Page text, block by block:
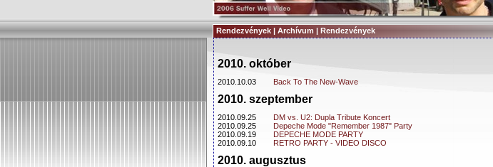
Rendezvények | Archívum | Rendezvények
2010. október
2010.10.03 Back To The New-Wave
2010. szeptember
2010.09.25 DM vs. U2: Dupla Tribute Koncert
2010.09.25
Depeche Mode "Remember 1987" Party
2010.09.19
DEPECHE MODE PARTY
2010.09.10
RETRO PARTY - VIDEO DISCO
2010. augusztus